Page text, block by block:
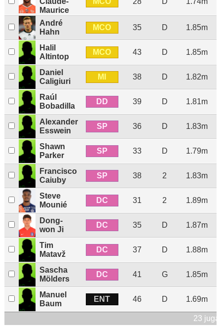
Maurice
André
Hahn
MCO 35 D 1.85m
Halil
Altintop
MCO 43 D 1.85m
Daniel
Caligiuri
MI 38 D 1.82m
Raúl
Bobadilla
DD 39 D 1.81m
Alexander
Esswein
SP 36 D 1.83m
Shawn
Parker
SP 33 D 1.79m
Francisco
Caiuby
SP 38 2 1.83m
Steve
Mounié
DC 31 2 1.89m
Dong-
won Ji
DC 35 D 1.87m
Tim
Matavž
DC 37 D 1.88m
Sascha
Mölders
DC 41 G 1.85m
Manuel
Baum
ENT 46 D 1.69m
23